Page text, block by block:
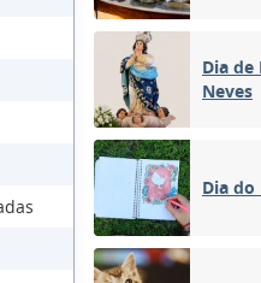
Dia de
Neves
Dia